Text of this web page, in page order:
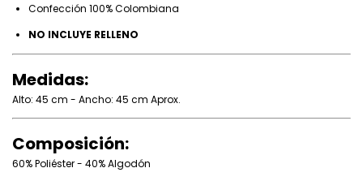
Confección 100% Colombiana
NO INCLUYE RELLENO
Medidas:
Alto: 45 cm - Ancho: 45 cm Aprox.
Composición:
60% Poliéster - 40% Algodón